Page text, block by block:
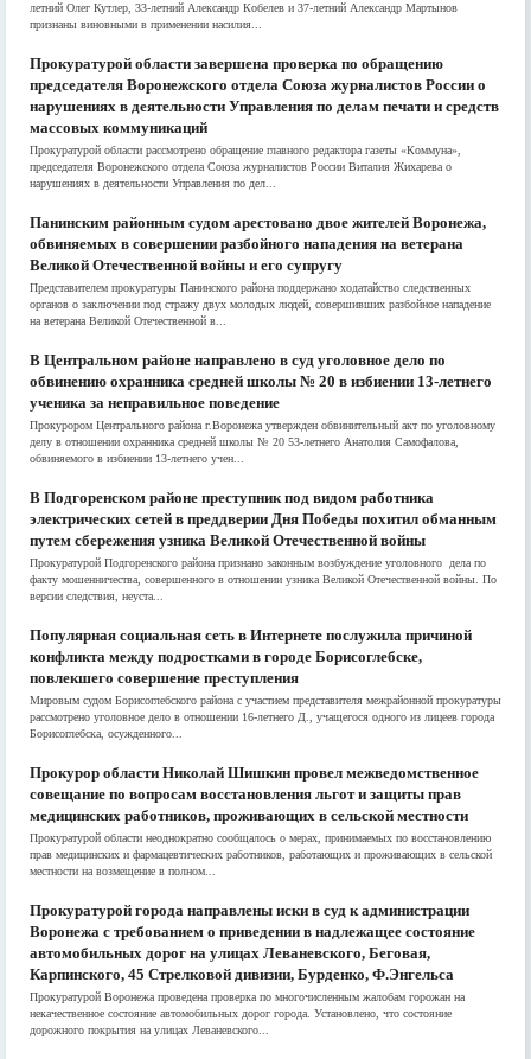
летний Олег Кутлер, 33-летний Александр Кобелев и 37-летний Александр Мартынов
признаны виновными в применении насилия...
Прокуратурой области завершена проверка по обращению
председателя Воронежского отдела Союза журналистов России о
нарушениях в деятельности Управления по делам печати и средств
массовых коммуникаций
Прокуратурой области рассмотрено обращение главного редактора газеты «Коммуна»,
председателя Воронежского отдела Союза журналистов России Виталия Жихарева о
нарушениях в деятельности Управления по дел...
Панинским районным судом арестовано двое жителей Воронежа,
обвиняемых в совершении разбойного нападения на ветерана
Великой Отечественной войны и его супругу
Представителем прокуратуры Панинского района поддержано ходатайство следственных
органов о заключении под стражу двух молодых людей, совершивших разбойное нападение
на ветерана Великой Отечественной в...
В Центральном районе направлено в суд уголовное дело по
обвинению охранника средней школы № 20 в избиении 13-летнего
ученика за неправильное поведение
Прокурором Центрального района г.Воронежа утвержден обвинительный акт по уголовному
делу в отношении охранника средней школы № 20 53-летнего Анатолия Самофалова,
обвиняемого в избиении 13-летнего учен...
В Подгоренском районе преступник под видом работника
электрических сетей в преддверии Дня Победы похитил обманным
путем сбережения узника Великой Отечественной войны
Прокуратурой Подгоренского района признано законным возбуждение уголовного дела по
факту мошенничества, совершенного в отношении узника Великой Отечественной войны. По
версии следствия, неуста...
Популярная социальная сеть в Интернете послужила причиной
конфликта между подростками в городе Борисоглебске,
повлекшего совершение преступления
Мировым судом Борисоглебского района с участием представителя межрайонной прокуратуры
рассмотрено уголовное дело в отношении 16-летнего Д., учащегося одного из лицеев города
Борисоглебска, осужденного...
Прокурор области Николай Шишкин провел межведомственное
совещание по вопросам восстановления льгот и защиты прав
медицинских работников, проживающих в сельской местности
Прокуратурой области неоднократно сообщалось о мерах, принимаемых по восстановлению
прав медицинских и фармацевтических работников, работающих и проживающих в сельской
местности на возмещение в полном...
Прокуратурой города направлены иски в суд к администрации
Воронежа с требованием о приведении в надлежащее состояние
автомобильных дорог на улицах Леваневского, Беговая,
Карпинского, 45 Стрелковой дивизии, Бурденко, Ф.Энгельса
Прокуратурой Воронежа проведена проверка по многочисленным жалобам горожан на
некачественное состояние автомобильных дорог города. Установлено, что состояние
дорожного покрытия на улицах Леваневского...